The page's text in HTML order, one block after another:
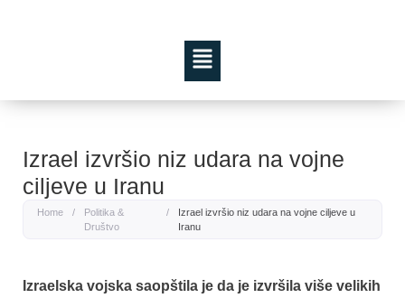
Izrael izvršio niz udara na vojne
ciljeve u Iranu
Home /
Politika &
Društvo
/
Izrael izvršio niz udara na vojne ciljeve u
Iranu
Izraelska vojska saopštila je da je izvršila više velikih